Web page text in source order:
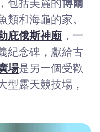
包括美麗的博爾
類和海龜的家。
庇俄斯神廟，一
紀念碑，獻給古
場是另一個受歡
型露天競技場，